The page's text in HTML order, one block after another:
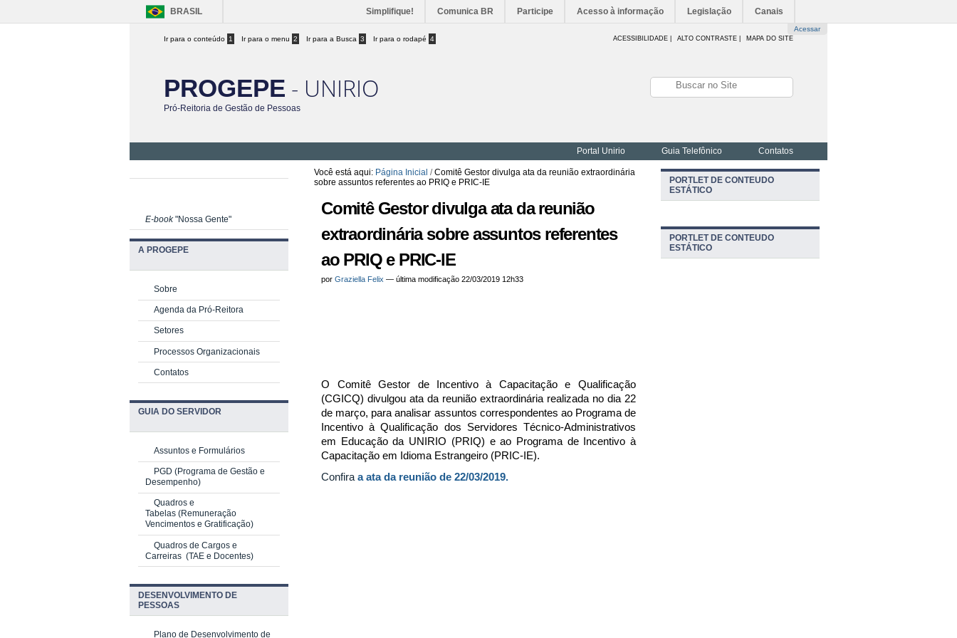
BRASIL Simplifique! Comunica BR Participe Acesso à informação Legislação Canais
Acessar
Ir para o conteúdo 1 Ir para o menu 2 Ir para a Busca 3 Ir para o rodapé 4 ACESSIBILIDADE ALTO CONTRASTE | MAPA DO SITE
PROGEPE - UNIRIO
Pró-Reitoria de Gestão de Pessoas
Portal Unirio Guia Telefônico Contatos
Você está aqui: Página Inicial /Comitê Gestor divulga ata da reunião extraordinária
sobre assuntos referentes ao PRIQ e PRIC-IE
Comitê Gestor divulga ata da reunião
extraordinária sobre assuntos referentes
ao PRIQ e PRIC-IE
porGraziella Felix —última modificação 22/03/2019 12h33
O Comitê Gestor de Incentivo à Capacitação e Qualificação
(CGICQ) divulgou ata da reunião extraordinária realizada no dia 22
de março, para analisar assuntos correspondentes ao Programa de
Incentivo à Qualificação dos Servidores Técnico-Administrativos
em Educação da UNIRIO (PRIQ) e ao Programa de Incentivo à
Capacitação em Idioma Estrangeiro (PRIC-IE).
Confira a ata da reunião de 22/03/2019.
E-book"Nossa Gente"
A PROGEPE
Sobre
Agenda da Pró-Reitora
Setores
Processos Organizacionais
Contatos
GUIA DO SERVIDOR
Assuntos e Formulários
PGD (Programa de Gestão e
Desempenho)
Quadros e
Tabelas (Remuneração
Vencimentos e Gratificação)
Quadros de Cargos e
Carreiras (TAE e Docentes)
DESENVOLVIMENTO DE
PESSOAS
Plano de Desenvolvimento de
PORTLET DE CONTEUDO
ESTÁTICO
PORTLET DE CONTEUDO
ESTÁTICO